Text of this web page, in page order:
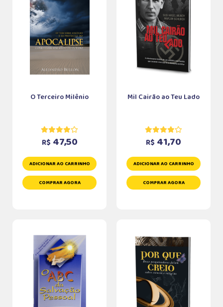
O Terceiro Milênio
R$ 47,50
ADICIONAR AO CARRINHO
COMPRAR AGORA
Mil Cairão ao Teu Lado
R$ 41,70
ADICIONAR AO CARRINHO
COMPRAR AGORA